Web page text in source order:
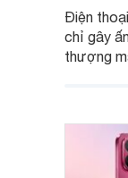
Điện
chỉ gây
thượng